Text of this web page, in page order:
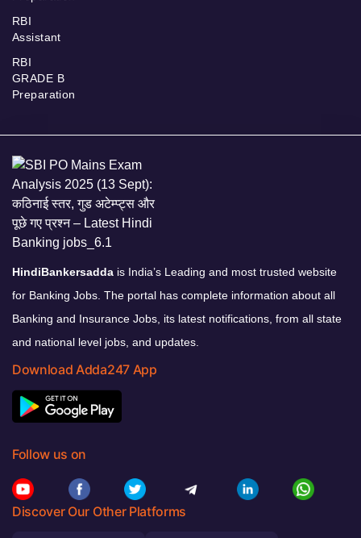
RBI
Assistant
RBI
GRADE B
Preparation
HindiBankersadda is India’s Leading and most trusted website
for Banking Jobs. The portal has complete information about all
Banking and Insurance Jobs, its latest notifications, from all state
and national level jobs, and updates.
Download Adda247 App
Follow us on
Discover Our Other Platforms